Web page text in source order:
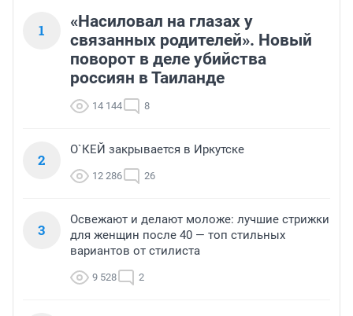
1
«Насиловал на глазах у
связанных родителей». Новый
поворот в деле убийства
россиян в Таиланде
14 144 8
2
О`КЕЙ закрывается в Иркутске
12 286 26
3
Освежают и делают моложе: лучшие стрижки
для женщин после 40 — топ стильных
вариантов от стилиста
9 528 2